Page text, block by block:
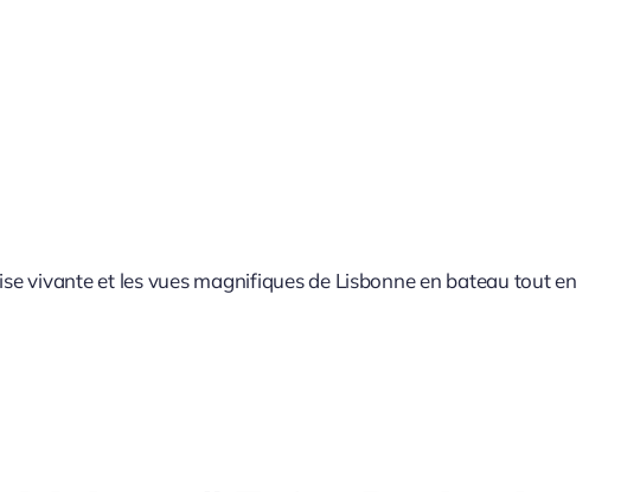
vivante et les vues magnifiques de Lisbonne en bateau tout en